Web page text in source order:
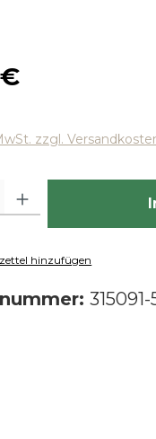
Preis:
zzgl.
Gib den
hinzufügen